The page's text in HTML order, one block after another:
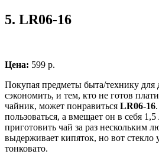
5. LR06-16
Цена: 599 р.
Покупая предметы быта/технику для
сэкономить, и тем, кто не готов
чайник, может понравиться LR06-16
пользоваться, а вмещает он в себя
приготовить чай за раз нескольким
выдерживает кипяток, но вот стекло
тонковато.